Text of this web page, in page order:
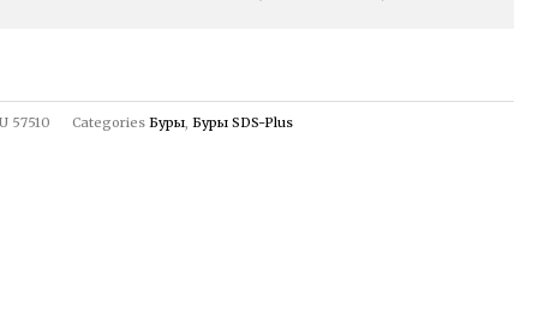
57510 Categories Буры, Буры SDS-Plus